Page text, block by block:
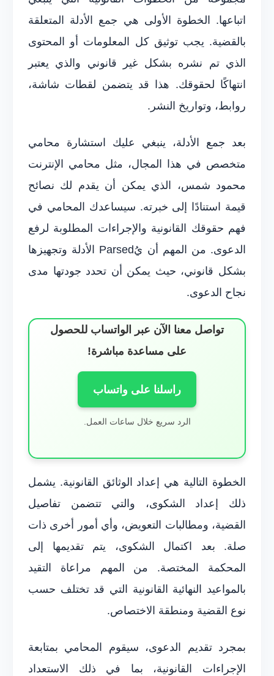
اتباعها. الخطوة الأولى هي جمع الأدلة المتعلقة
بالقضية. يجب توثيق كل المعلومات أو المحتوى
الذي تم نشره بشكل غير قانوني والذي يعتبر
انتهاكًا لحقوقك. هذا قد يتضمن لقطات شاشة،
روابط، وتواريخ النشر.
بعد جمع الأدلة، ينبغي عليك استشارة محامي
متخصص في هذا المجال، مثل محامي الإنترنت
محمود شمس، الذي يمكن أن يقدم لك نصائح
قيمة استنادًا إلى خبرته. سيساعدك المحامي في
فهم حقوقك القانونية والإجراءات المطلوبة لرفع
الدعوى. من المهم أن يُParsed الأدلة وتجهيزها
بشكل قانوني، حيث يمكن أن تحدد جودتها مدى
نجاح الدعوى.
تواصل معنا الآن عبر الواتساب للحصول
على مساعدة مباشرة!
راسلنا على واتساب
الرد سريع خلال ساعات العمل.
الخطوة التالية هي إعداد الوثائق القانونية. يشمل
ذلك إعداد الشكوى، والتي تتضمن تفاصيل
القضية، ومطالبات التعويض، وأي أمور أخرى ذات
صلة. بعد اكتمال الشكوى، يتم تقديمها إلى
المحكمة المختصة. من المهم مراعاة التقيد
بالمواعيد النهائية القانونية التي قد تختلف حسب
نوع القضية ومنطقة الاختصاص.
بمجرد تقديم الدعوى، سيقوم المحامي بمتابعة
الإجراءات القانونية، بما في ذلك الاستعداد